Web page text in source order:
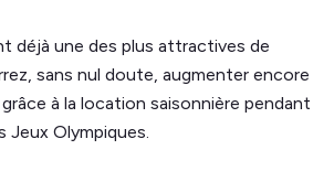
déjà une des plus attractives de
sans nul doute, augmenter encore
à la location saisonnière pendant
Jeux Olympiques.